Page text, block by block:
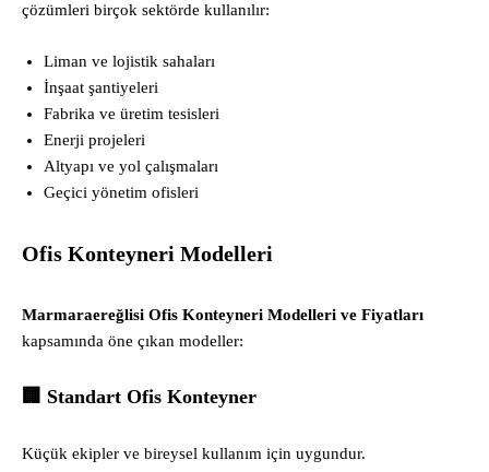
çözümleri birçok sektörde kullanılır:
Liman ve lojistik sahaları
İnşaat şantiyeleri
Fabrika ve üretim tesisleri
Enerji projeleri
Altyapı ve yol çalışmaları
Geçici yönetim ofisleri
Ofis Konteyneri Modelleri
Marmaraereğlisi Ofis Konteyneri Modelleri ve Fiyatları
kapsamında öne çıkan modeller:
🏢 Standart Ofis Konteyner
Küçük ekipler ve bireysel kullanım için uygundur.